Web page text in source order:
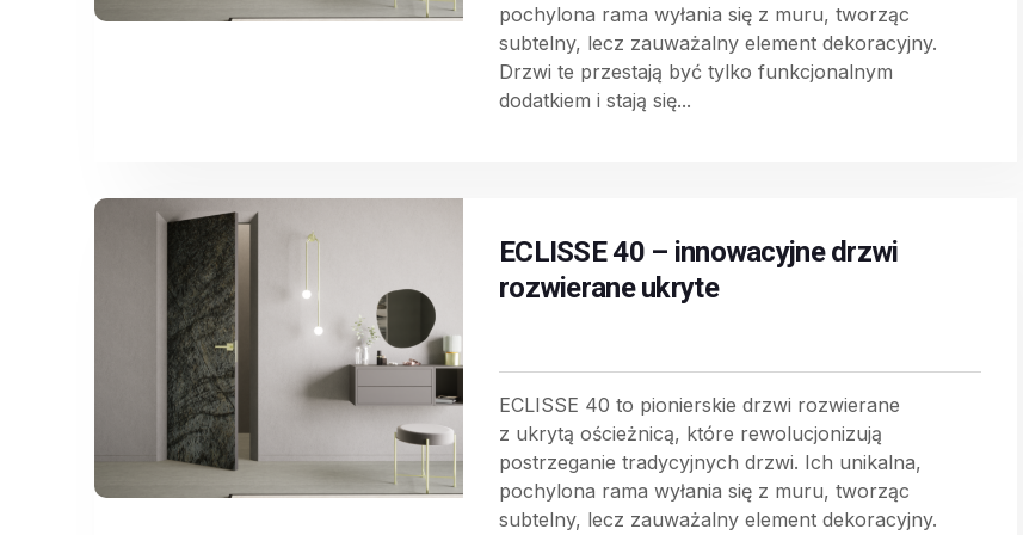
pochylona rama wyłania się z muru, tworząc
subtelny, lecz zauważalny element dekoracyjny.
Drzwi te przestają być tylko funkcjonalnym
dodatkiem i stają się...
ECLISSE 40 – innowacyjne drzwi
rozwierane ukryte
ECLISSE 40 to pionierskie drzwi rozwierane
z ukrytą ościeżnicą, które rewolucjonizują
postrzeganie tradycyjnych drzwi. Ich unikalna,
pochylona rama wyłania się z muru, tworząc
subtelny, lecz zauważalny element dekoracyjny.